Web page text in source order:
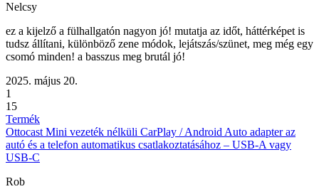
Nelcsy
ez a kijelző a fülhallgatón nagyon jó! mutatja az időt, háttérképet is
tudsz állítani, különböző zene módok, lejátszás/szünet, meg még egy
csomó minden! a basszus meg brutál jó!
2025. május 20.
1
15
Termék
Ottocast Mini vezeték nélküli CarPlay / Android Auto adapter az
autó és a telefon automatikus csatlakoztatásához – USB-A vagy
USB-C
Rob